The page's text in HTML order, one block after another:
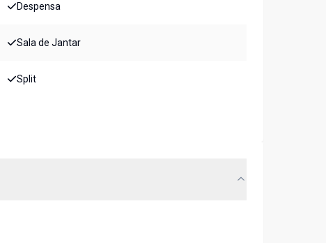
Despensa
Sala de Jantar
Split